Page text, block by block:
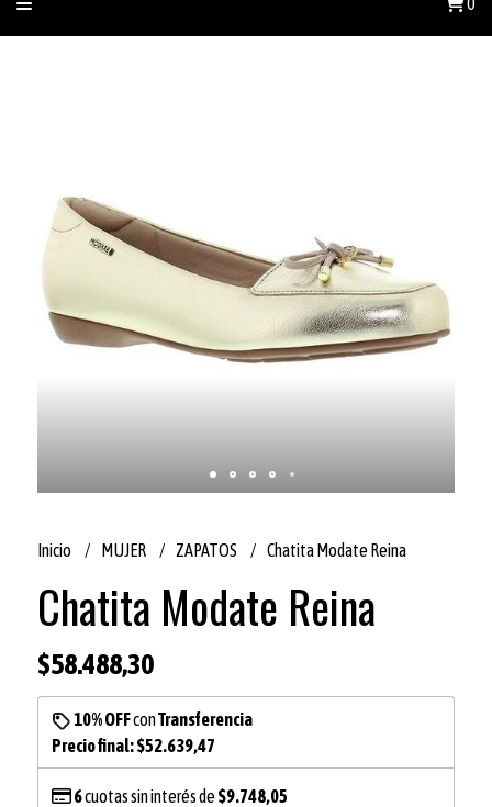
Inicio MUJER ZAPATOS Chatita Modate Reina
Chatita Modate Reina
$58.488,30
10% OFFconTransferencia
Precio final:$52.639,47
6cuotas sin interés de $9.748,05